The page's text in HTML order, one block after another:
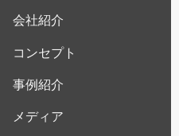
会社紹介
コンセプト
事例紹介
メディア